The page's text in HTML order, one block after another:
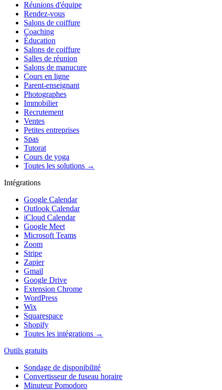
Réunions d'équipe
Rendez-vous
Salons de coiffure
Coaching
Éducation
Salons de coiffure
Salles de réunion
Salons de manucure
Cours en ligne
Parent-enseignant
Photographes
Immobilier
Recrutement
Ventes
Petites entreprises
Spas
Tutorat
Cours de yoga
Toutes les solutions →
Intégrations
Google Calendar
Outlook Calendar
iCloud Calendar
Google Meet
Microsoft Teams
Zoom
Stripe
Zapier
Gmail
Google Drive
Extension Chrome
WordPress
Wix
Squarespace
Shopify
Toutes les intégrations →
Outils gratuits
Sondage de disponibilité
Convertisseur de fuseau horaire
Minuteur Pomodoro